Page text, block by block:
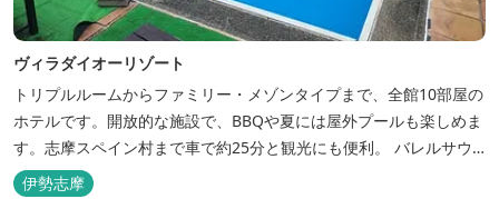
ヴィラダイオーリゾート
トリプルルームからファミリー・メゾンタイプまで、全館10部屋の
ホテルです。開放的な施設で、BBQや夏には屋外プールも楽しめま
す。志摩スペイン村まで車で約25分と観光にも便利。 バレルサウ
ナをはじめました。
伊勢志摩